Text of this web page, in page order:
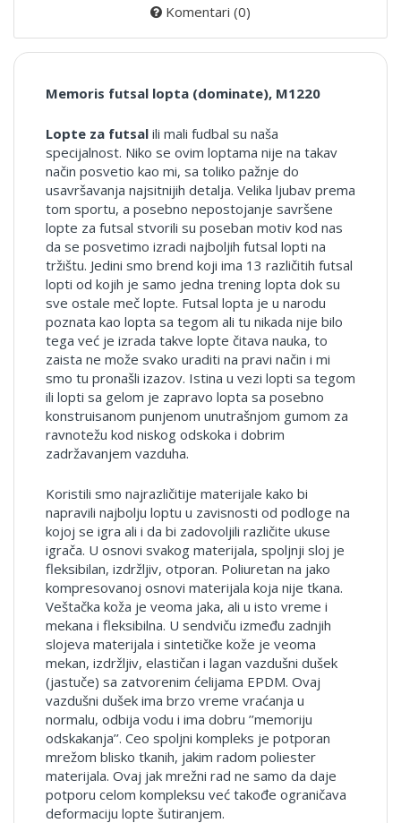
Komentari (0)
Memoris futsal lopta (dominate), M1220
Lopte za futsal ili mali fudbal su naša
specijalnost. Niko se ovim loptama nije na takav
način posvetio kao mi, sa toliko pažnje do
usavršavanja najsitnijih detalja. Velika ljubav prema
tom sportu, a posebno nepostojanje savršene
lopte za futsal stvorili su poseban motiv kod nas
da se posvetimo izradi najboljih futsal lopti na
tržištu. Jedini smo brend koji ima 13 različitih futsal
lopti od kojih je samo jedna trening lopta dok su
sve ostale meč lopte. Futsal lopta je u narodu
poznata kao lopta sa tegom ali tu nikada nije bilo
tega već je izrada takve lopte čitava nauka, to
zaista ne može svako uraditi na pravi način i mi
smo tu pronašli izazov. Istina u vezi lopti sa tegom
ili lopti sa gelom je zapravo lopta sa posebno
konstruisanom punjenom unutrašnjom gumom za
ravnotežu kod niskog odskoka i dobrim
zadržavanjem vazduha.
Koristili smo najrazličitije materijale kako bi
napravili najbolju loptu u zavisnosti od podloge na
kojoj se igra ali i da bi zadovoljili različite ukuse
igrača. U osnovi svakog materijala, spoljnji sloj je
fleksibilan, izdržljiv, otporan. Poliuretan na jako
kompresovanoj osnovi materijala koja nije tkana.
Veštačka koža je veoma jaka, ali u isto vreme i
mekana i fleksibilna. U sendviču između zadnjih
slojeva materijala i sintetičke kože je veoma
mekan, izdržljiv, elastičan i lagan vazdušni dušek
(jastuče) sa zatvorenim ćelijama EPDM. Ovaj
vazdušni dušek ima brzo vreme vraćanja u
normalu, odbija vodu i ima dobru ’’memoriju
odskakanja’’. Ceo spoljni kompleks je potporan
mrežom blisko tkanih, jakim radom poliester
materijala. Ovaj jak mrežni rad ne samo da daje
potporu celom kompleksu već takođe ograničava
deformaciju lopte šutiranjem.